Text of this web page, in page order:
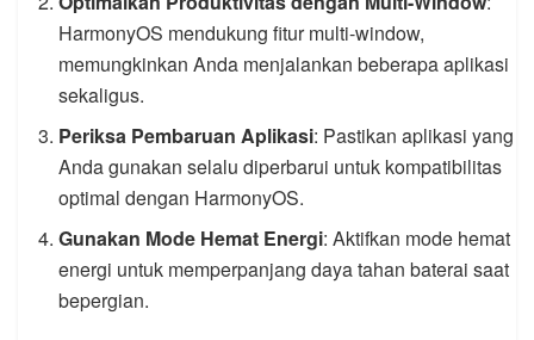
HarmonyOS mendukung fitur multi-window,
memungkinkan Anda menjalankan beberapa aplikasi
sekaligus.
Periksa Pembaruan Aplikasi: Pastikan aplikasi yang
Anda gunakan selalu diperbarui untuk kompatibilitas
optimal dengan HarmonyOS.
Gunakan Mode Hemat Energi: Aktifkan mode hemat
energi untuk memperpanjang daya tahan baterai saat
bepergian.